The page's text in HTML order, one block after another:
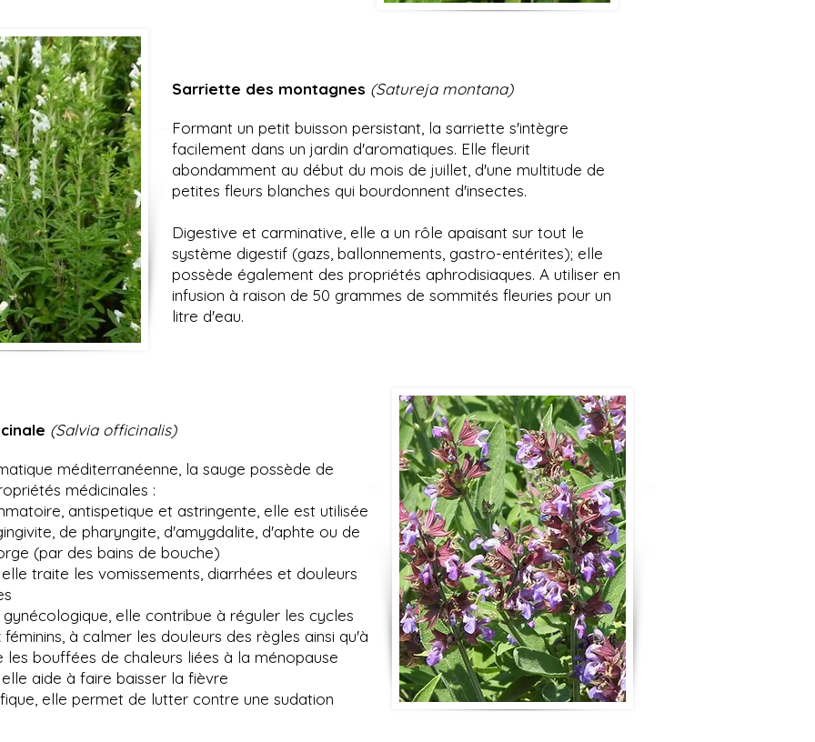
Sarriette des montagnes (Satureja montana)
Formant un petit buisson persistant, la sarriette s'intègre
facilement dans un jardin d'aromatiques. Elle fleurit
abondamment au début du mois de juillet, d'une multitude de
petites fleurs blanches qui bourdonnent d'insectes.
Digestive et carminative, elle a un rôle apaisant sur tout le
système digestif (gazs, ballonnements, gastro-entérites); elle
possède également des propriétés aphrodisiaques. A utiliser en
infusion à raison de 50 grammes de sommités fleuries pour un
litre d'eau.
(Salvia officinalis)
méditerranéenne, la sauge possède de
médicinales :
antispetique et astringente, elle est utilisée
de pharyngite, d'amygdalite, d'aphte ou de
(par des bains de bouche)
traite les vomissements, diarrhées et douleurs
elle contribue à réguler les cycles
à calmer les douleurs des règles ainsi qu'à
les bouffées de chaleurs liées à la ménopause
aide à faire baisser la fièvre
elle permet de lutter contre une sudation